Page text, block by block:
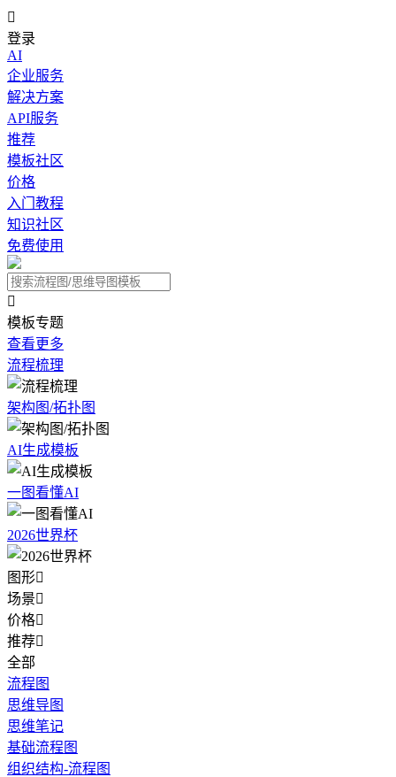

登录
AI
企业服务
解决方案
API服务
推荐
模板社区
价格
入门教程
知识社区
免费使用

模板专题
查看更多
流程梳理
架构图/拓扑图
AI生成模板
一图看懂AI
2026世界杯
图形
场景
价格
推荐
全部
流程图
思维导图
思维笔记
基础流程图
组织结构-流程图